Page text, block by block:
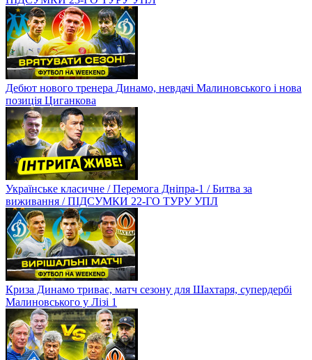
Дебют нового тренера Динамо, невдачі Малиновського і нова
позиція Циганкова
Українське класичне / Перемога Дніпра-1 / Битва за
виживання / ПІДСУМКИ 22-ГО ТУРУ УПЛ
Криза Динамо триває, матч сезону для Шахтаря, супердербі
Малиновського у Лізі 1